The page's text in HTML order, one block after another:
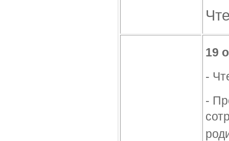
19
- Ч
-